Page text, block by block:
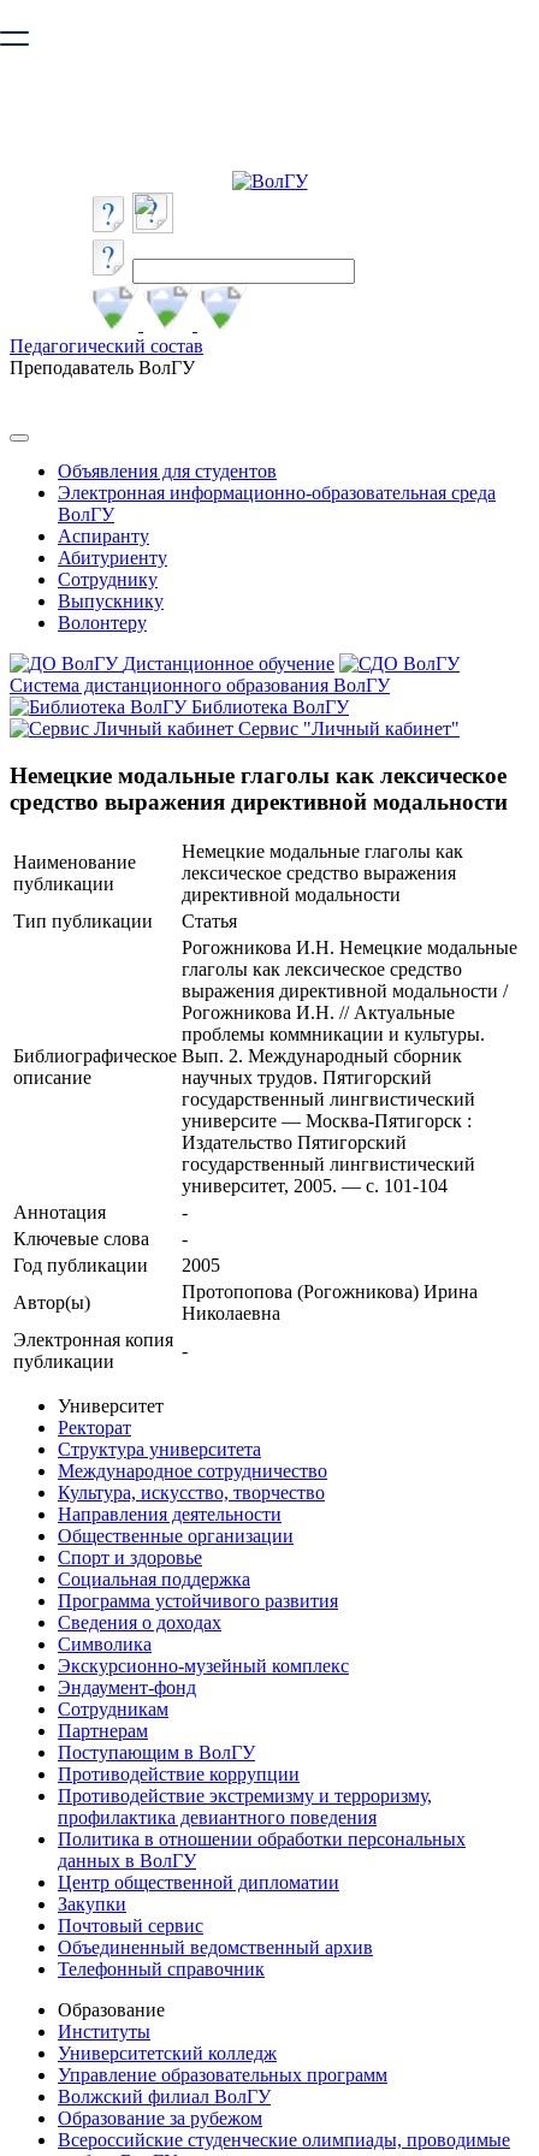
безопасную работу с сайтом. Пожалуйста
Педагогический состав
Преподаватель ВолГУ
Объявления для студентов
Электронная информационно-образовательная среда
ВолГУ
Аспиранту
Абитуриенту
Сотруднику
Выпускнику
Волонтеру
Дистанционное обучение
Система дистанционного образования ВолГУ
Библиотека ВолГУ
Сервис "Личный кабинет"
Немецкие модальные глаголы как лексическое
средство выражения директивной модальности
Наименование
публикации
Немецкие модальные глаголы как
лексическое средство выражения
директивной модальности
Тип публикации
Статья
Библиографическое
описание
Рогожникова И.Н. Немецкие модальные
глаголы как лексическое средство
выражения директивной модальности /
Рогожникова И.Н. // Актуальные
проблемы коммникации и культуры.
Вып. 2. Международный сборник
научных трудов. Пятигорский
государственный лингвистический
университе — Москва-Пятигорск :
Издательство Пятигорский
государственный лингвистический
университет, 2005. — с. 101-104
Аннотация
-
Ключевые cлова
-
Год публикации
2005
Автор(ы)
Протопопова (Рогожникова) Ирина
Николаевна
Электронная копия
публикации
-
Университет
Ректорат
Структура университета
Международное сотрудничество
Культура, искусство, творчество
Направления деятельности
Общественные организации
Спорт и здоровье
Социальная поддержка
Программа устойчивого развития
Сведения о доходах
Символика
Экскурсионно-музейный комплекс
Эндаумент-фонд
Сотрудникам
Партнерам
Поступающим в ВолГУ
Противодействие коррупции
Противодействие экстремизму и терроризму,
профилактика девиантного поведения
Политика в отношении обработки персональных
данных в ВолГУ
Центр общественной дипломатии
Закупки
Почтовый сервис
Объединенный ведомственный архив
Телефонный справочник
Образование
Институты
Университетский колледж
Управление образовательных программ
Волжский филиал ВолГУ
Образование за рубежом
Всероссийские студенческие олимпиады, проводимые